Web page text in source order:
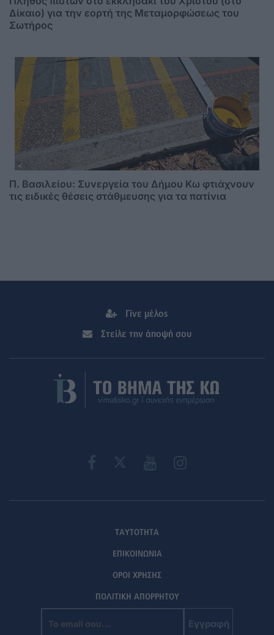
Δίκαιο) για την εορτή της Μεταμορφώσεως του
Σωτήρος
Π. Βασιλείου: Συνεργεία του Δήμου Κω φτιάχνουν
τις ειδικές θέσεις στάθμευσης για τα πατίνια
Γίνε μέλος
Στείλε την άποψή σου
ΤΑΥΤΟΤΗΤΑ
ΕΠΙΚΟΙΝΩΝΙΑ
ΟΡΟΙ ΧΡΗΣΗΣ
ΠΟΛΙΤΙΚΗ ΑΠΟΡΡΗΤΟΥ
Εγγραφή